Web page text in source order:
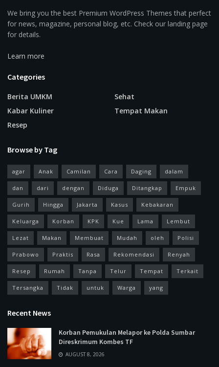
We bring you the best Premium WordPress Themes that perfect
for news, magazine, personal blog, etc. Check our landing page
for details.
Learn more
Categories
Berita UMKM
Kabar Kuliner
Resep
Sehat
Tempat Makan
Browse by Tag
agar Anak Camilan Cara Daging dalam
dan dari dengan Diduga Ditangkap Empuk
Gurih Hingga Jakarta Kasus Kebakaran
Keluarga Korban KPK Kue Lama Lembut
Lezat Makan Membuat Mudah oleh Polisi
Prabowo Praktis Rasa Rekomendasi Renyah
Resep Rumah Tanpa Telur Tempat Terkait
Tersangka Tidak untuk Warga yang
Recent News
Korban Pemukulan Melapor ke Polda Sumbar
Direskrimum Kombes TF
AUGUST 8, 2026